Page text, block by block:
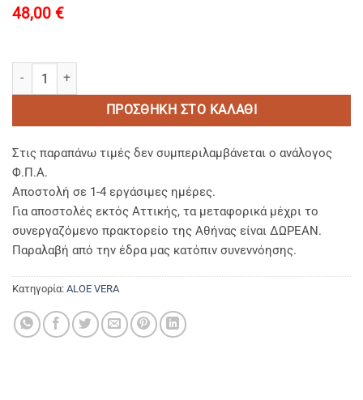
48,00 €
ALOE VERA-Kρεμα Χεριων & Σωματος/Hand & Body Lotion σε
ΠΡΟΣΘΉΚΗ ΣΤΟ ΚΑΛΆΘΙ
Στις παραπάνω τιμές δεν συμπεριλαμβάνεται ο ανάλογος
Φ.Π.Α.
Αποστολή σε 1-4 εργάσιμες ημέρες.
Για αποστολές εκτός Αττικής, τα μεταφορικά μέχρι το
συνεργαζόμενο πρακτορείο της Αθήνας είναι ΔΩΡΕΑΝ.
Παραλαβή από την έδρα μας κατόπιν συνεννόησης.
Κατηγορία: ALOE VERA